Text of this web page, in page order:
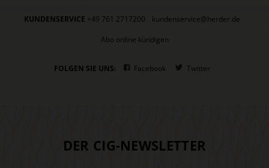
KUNDENSERVICE +49 761 2717200
kundenservice@herder.de
Abo online kündigen
FOLGEN SIE UNS: Facebook Twitter
DER CIG-NEWSLETTER